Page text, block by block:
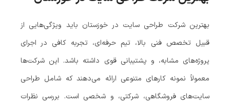
بهترین شرکت طراحی سایت در خوزستان باید ویژگی‌هایی از
قبیل تخصص فنی بالا، تیم حرفه‌ای، تجربه کافی در اجرای
پروژه‌های مشابه، و پشتیبانی قوی داشته باشد. این شرکت‌ها
معمولاً نمونه کارهای متنوعی ارائه می‌دهند که شامل طراحی
سایت‌های فروشگاهی، شرکتی، و شخصی است. بررسی نظرات